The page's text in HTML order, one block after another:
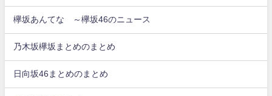
欅坂あんてな ～欅坂46のニュース
乃木坂欅坂まとめのまとめ
日向坂46まとめのまとめ